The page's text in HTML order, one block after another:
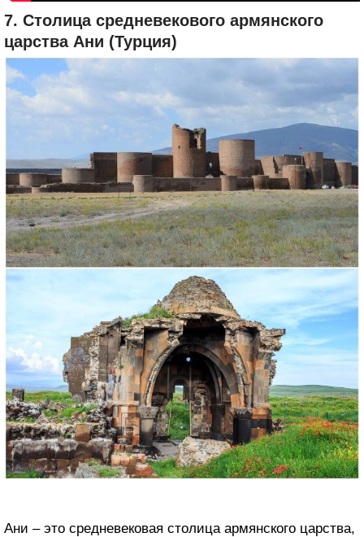
7. Столица средневекового армянского
царства Ани (Турция)
Ани – это средневековая столица армянского царства,